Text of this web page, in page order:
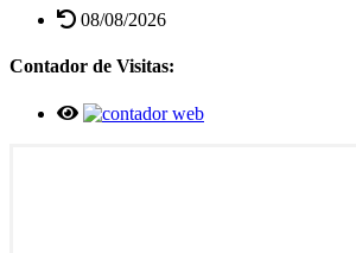
08/08/2026
Contador de Visitas: